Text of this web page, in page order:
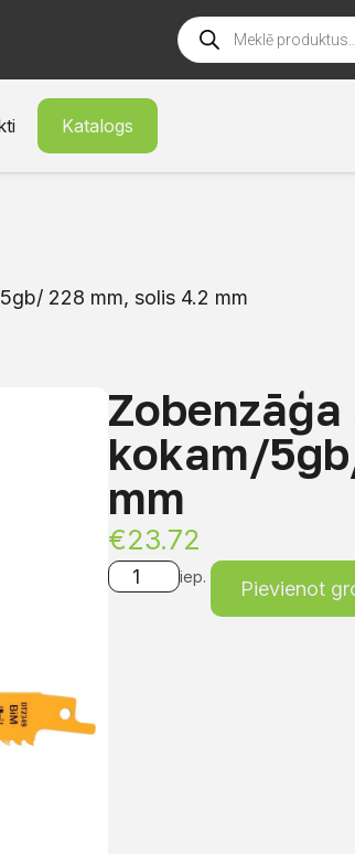
Katalogs
228 mm, solis 4.2 mm
Zobenzāģa
kokam/
mm
€23.72
iep.
Pievienot